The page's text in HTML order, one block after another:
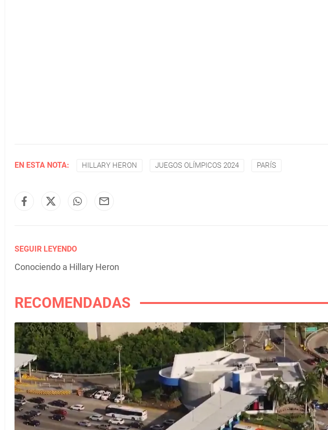
EN ESTA NOTA: HILLARY HERON JUEGOS OLÍMPICOS 2024 PARÍS
SEGUIR LEYENDO
Conociendo a Hillary Heron
RECOMENDADAS